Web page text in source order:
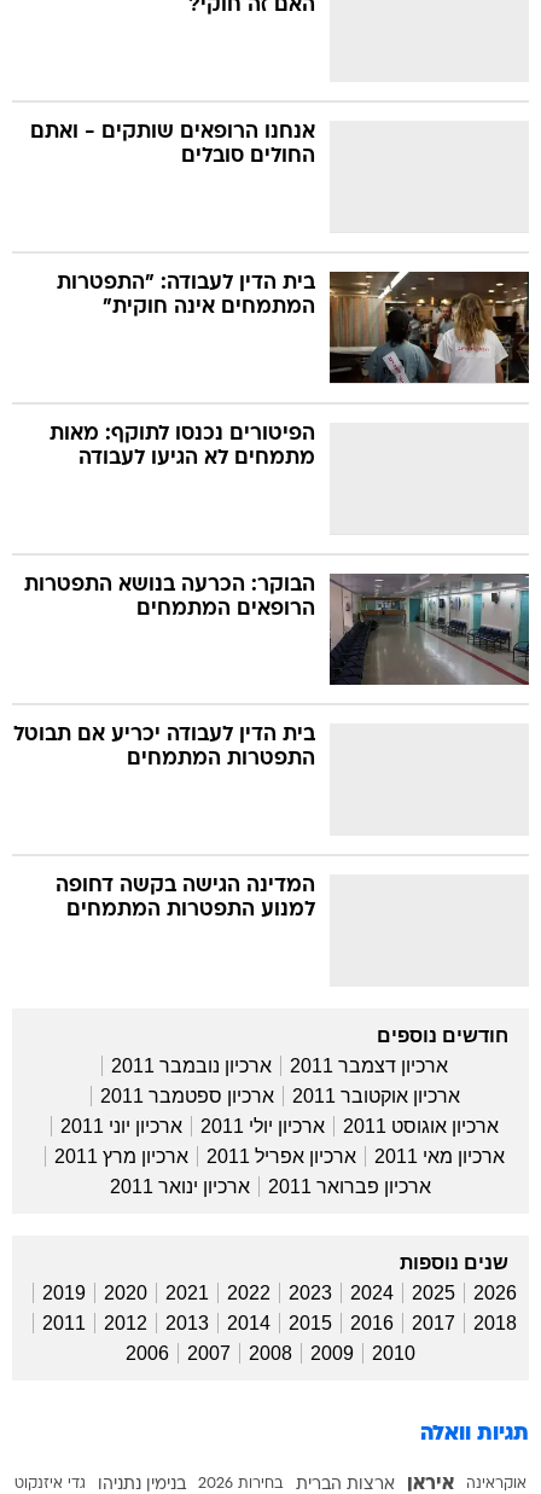
האם זה חוקי?
אנחנו הרופאים שותקים - ואתם
החולים סובלים
בית הדין לעבודה: "התפטרות
המתמחים אינה חוקית"
הפיטורים נכנסו לתוקף: מאות
מתמחים לא הגיעו לעבודה
הבוקר: הכרעה בנושא התפטרות
הרופאים המתמחים
בית הדין לעבודה יכריע אם תבוטל
התפטרות המתמחים
המדינה הגישה בקשה דחופה
למנוע התפטרות המתמחים
חודשים נוספים
ארכיון דצמבר 2011
ארכיון נובמבר 2011
ארכיון אוקטובר 2011
ארכיון ספטמבר 2011
ארכיון אוגוסט 2011
ארכיון יולי 2011
ארכיון יוני 2011
ארכיון מאי 2011
ארכיון אפריל 2011
ארכיון מרץ 2011
ארכיון פברואר 2011
ארכיון ינואר 2011
שנים נוספות
2026
2025
2024
2023
2022
2021
2020
2019
2018
2017
2016
2015
2014
2013
2012
2011
2010
2009
2008
2007
2006
תגיות וואלה
אוקראינה איראן ארצות הברית בחירות 2026 בנימין נתניהו גדי איזנקוט